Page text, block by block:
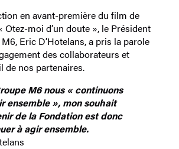
en avant-première du film de
Otez-moi d’un doute », le Président
Eric D’Hotelans, a pris la parole
des collaborateurs et
de nos partenaires.
M6 nous « continuons
ensemble », mon souhait
de la Fondation est donc
à agir ensemble.